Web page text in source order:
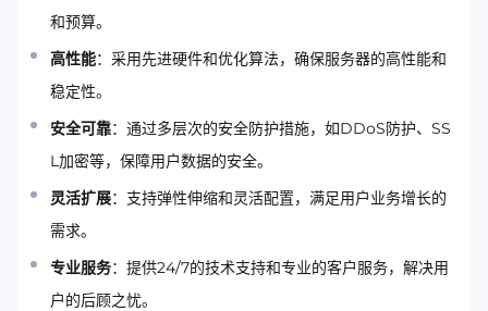
和预算。
高性能：采用先进硬件和优化算法，确保服务器的高性能和
稳定性。
安全可靠：通过多层次的安全防护措施，如DDoS防护、SS
L加密等，保障用户数据的安全。
灵活扩展：支持弹性伸缩和灵活配置，满足用户业务增长的
需求。
专业服务：提供24/7的技术支持和专业的客户服务，解决用
户的后顾之忧。